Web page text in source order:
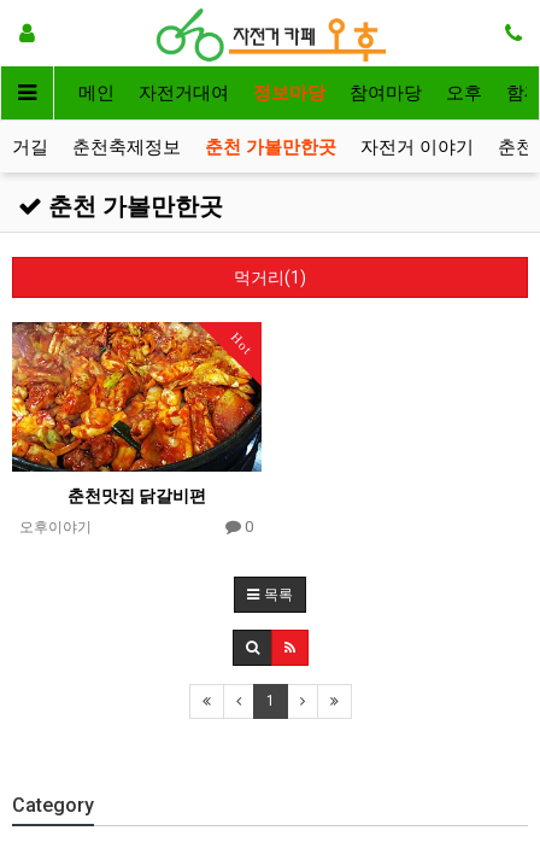
메인 자전거대여 정보마당 참여마당 오후 함
거길 춘천축제정보 춘천 가볼만한곳 자전거 이야기 춘천
춘천 가볼만한곳
먹거리(1)
Hot
춘천맛집 닭갈비편
오후이야기 0
목록
1
Category